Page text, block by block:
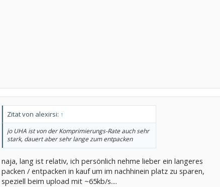
Zitat von alexirsi: ↑
jo UHA ist von der Komprimierungs-Rate auch sehr
stark, dauert aber sehr lange zum entpacken
naja, lang ist relativ, ich persönlich nehme lieber ein langeres
packen / entpacken in kauf um im nachhinein platz zu sparen,
speziell beim upload mit ~65kb/s....